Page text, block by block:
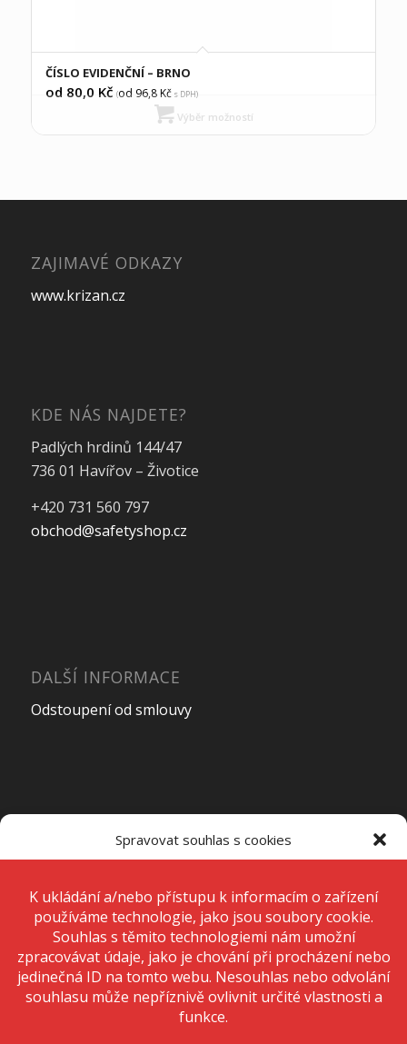
Spravovat souhlas s cookies
technologie, jako jsou soubory cookie. Děláme to, abychom zlepšili
zážitek z prohlížení a zobrazovali personalizované reklamy. Souhlas s
těmito technologiemi nám umožní zpracovávat údaje, jako je chování
při procházení nebo jedinečná ID na tomto webu. Nesouhlas nebo
odvolání souhlasu může nepříznivě ovlivnit určité vlastnosti a funkce.
Přijmout
ČÍSLO EVIDENČNÍ – BRNO
od 80,0 Kč (od 96,8Kčs DPH)
Výběr možností
ZAJIMAVÉ ODKAZY
www.krizan.cz
KDE NÁS NAJDETE?
Padlých hrdinů 144/47
736 01 Havířov – Životice
+420 731 560 797
obchod@safetyshop.cz
DALŠÍ INFORMACE
Odstoupení od smlouvy
Pondělí – Pátek7:00 – 15:00
SobotaZavřeno
Neděle Zavřeno